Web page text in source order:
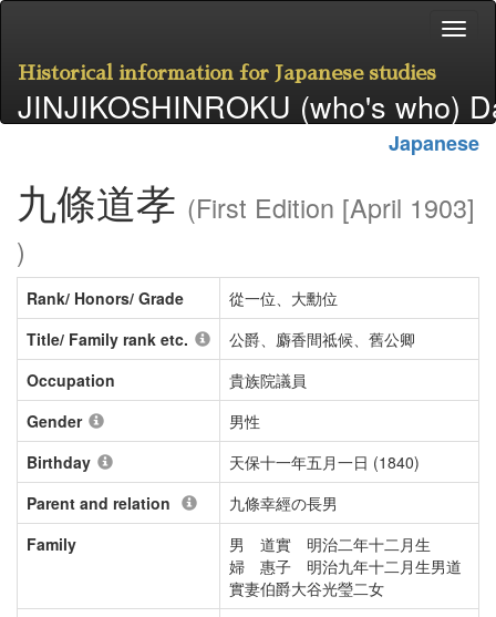
Historical information for Japanese studies
JINJIKOSHINROKU (who's who)
Japanese
九條道孝 (First Edition [April 1903]
)
Rank/ Honors/ Grade
從一位、大勳位
Title/ Family rank etc.
公爵、麝香間祗候、舊公卿
Occupation
貴族院議員
Gender
男性
Birthday
天保十一年五月一日 (1840)
Parent and relation
九條幸經の長男
Family
男 道實 明治二年十二月生
婦 惠子 明治九年十二月生男道
實妻伯爵大谷光瑩二女